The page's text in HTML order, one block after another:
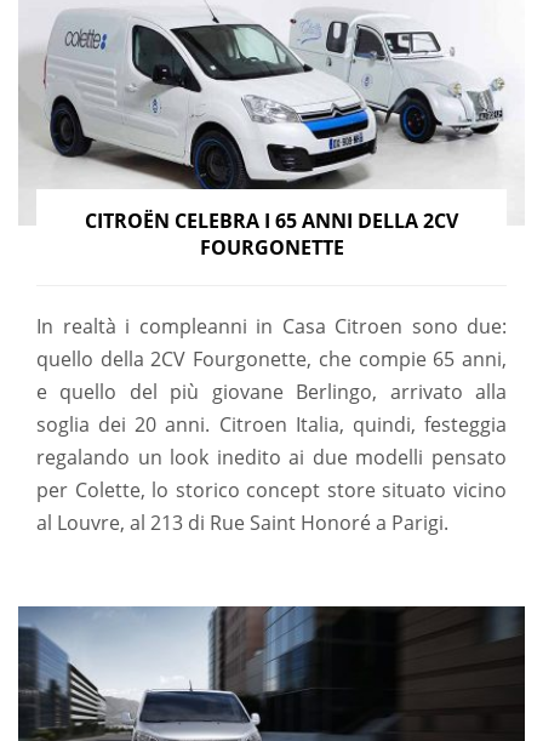
CITROËN CELEBRA I 65 ANNI DELLA 2CV
FOURGONETTE
In realtà i compleanni in Casa Citroen sono due:
quello della 2CV Fourgonette, che compie 65 anni,
e quello del più giovane Berlingo, arrivato alla
soglia dei 20 anni. Citroen Italia, quindi, festeggia
regalando un look inedito ai due modelli pensato
per Colette, lo storico concept store situato vicino
al Louvre, al 213 di Rue Saint Honoré a Parigi.